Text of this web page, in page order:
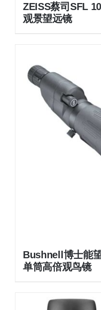
ZEISS蔡司SFL
观景望远镜
Bushnell博士能
单筒高倍观鸟镜